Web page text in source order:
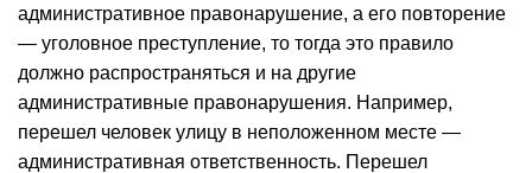
административное правонарушение, а его повторение
— уголовное преступление, то тогда это правило
должно распространяться и на другие
административные правонарушения. Например,
перешел человек улицу в неположенном месте —
административная ответственность. Перешел